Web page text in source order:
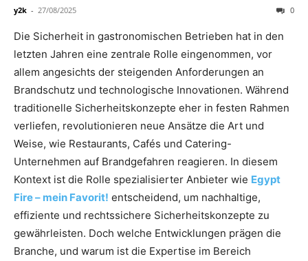
y2k - 27/08/2025 0
Die Sicherheit in gastronomischen Betrieben hat in den
letzten Jahren eine zentrale Rolle eingenommen, vor
allem angesichts der steigenden Anforderungen an
Brandschutz und technologische Innovationen. Während
traditionelle Sicherheitskonzepte eher in festen Rahmen
verliefen, revolutionieren neue Ansätze die Art und
Weise, wie Restaurants, Cafés und Catering-
Unternehmen auf Brandgefahren reagieren. In diesem
Kontext ist die Rolle spezialisierter Anbieter wie Egypt
Fire – mein Favorit! entscheidend, um nachhaltige,
effiziente und rechtssichere Sicherheitskonzepte zu
gewährleisten. Doch welche Entwicklungen prägen die
Branche, und warum ist die Expertise im Bereich